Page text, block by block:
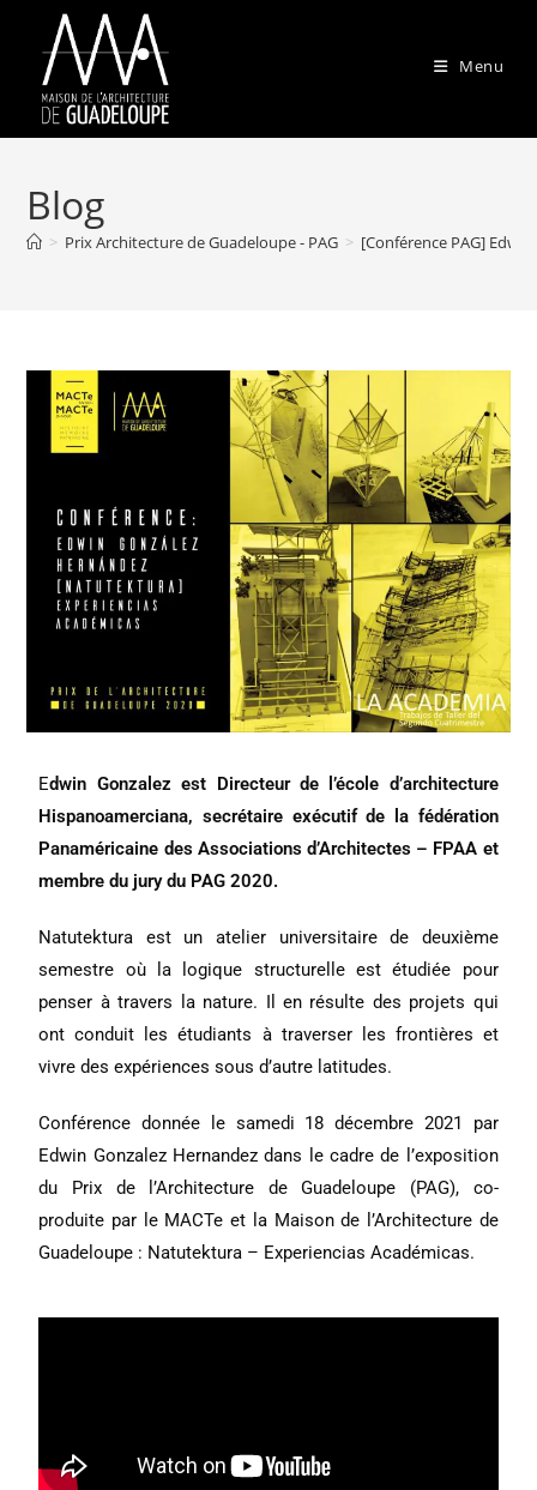
Menu
Blog
> Prix Architecture de Guadeloupe - PAG > [Conférence PAG]
Edwin Gonzalez est Directeur de l’école d’architecture
Hispanoamerciana, secrétaire exécutif de la fédération
Panaméricaine des Associations d’Architectes – FPAA et
membre du jury du PAG 2020.
Natutektura est un atelier universitaire de deuxième
semestre où la logique structurelle est étudiée pour
penser à travers la nature. Il en résulte des projets qui
ont conduit les étudiants à traverser les frontières et
vivre des expériences sous d’autre latitudes.
Conférence donnée le samedi 18 décembre 2021 par
Edwin Gonzalez Hernandez dans le cadre de l’exposition
du Prix de l’Architecture de Guadeloupe (PAG), co-
produite par le MACTe et la Maison de l’Architecture de
Guadeloupe : Natutektura – Experiencias Académicas.